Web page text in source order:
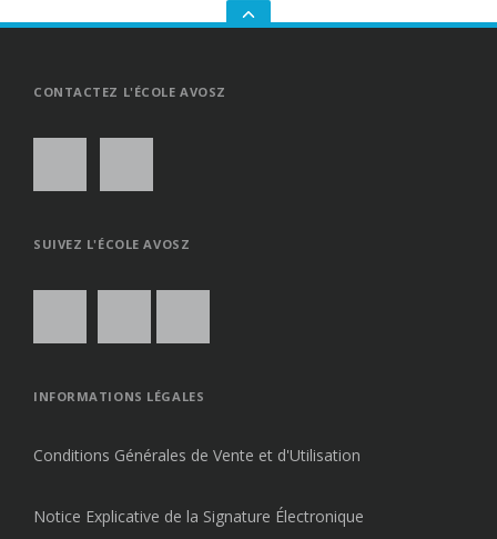
GO
CONTACTEZ L'ÉCOLE AVOSZ
SUIVEZ L'ÉCOLE AVOSZ
INFORMATIONS LÉGALES
Conditions Générales de Vente et d'Utilisation
Notice Explicative de la Signature Électronique